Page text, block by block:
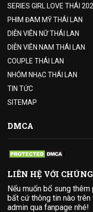
SERIES GIRL LOVE THÁI
PHIM ĐAM MỸ THÁI LAN
DIỄN VIÊN NỮ THÁI LAN
DIỄN VIÊN NAM THÁI LAN
COUPLE THÁI LAN
NHÓM NHẠC THÁI LAN
TIN TỨC
SITEMAP
DMCA
LIÊN HỆ VỚI
Nếu muốn bổ sung
bất cứ thông tin nào
admin qua fanpage nhé!